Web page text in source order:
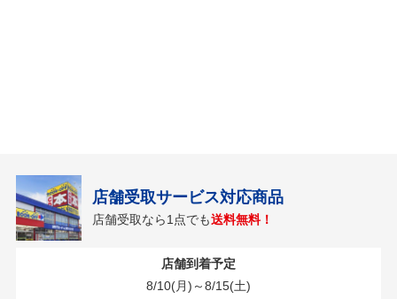
店舗受取サービス対応商品
店舗受取なら1点でも送料無料！
店舗到着予定
8/10(月)～8/15(土)